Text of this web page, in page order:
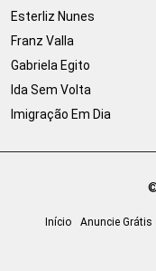
Esterliz Nunes
Franz Valla
Gabriela Egito
Ida Sem Volta
Imigração Em Dia
Início Anuncie Grátis